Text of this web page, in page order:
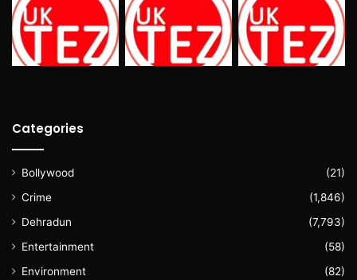
Categories
Bollywood
(21)
Crime
(1,846)
Dehradun
(7,793)
Entertainment
(58)
Environment
(82)